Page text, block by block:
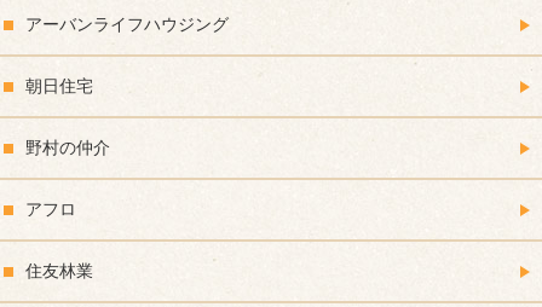
アーバンライフハウジング
朝日住宅
野村の仲介
アフロ
住友林業